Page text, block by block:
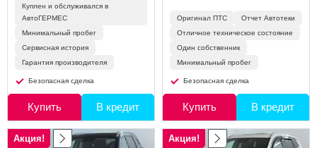
Куплен и обслуживался в
АвтоГЕРМЕС
Минимальный пробег
Сервисная история
Гарантия производителя
Безопасная сделка
Купить В кредит
Оригинал ПТС
Отчет Автотеки
Отличное техническое состояние
Один собственник
Минимальный пробег
Безопасная сделка
Купить В кредит
Акция! Акция!